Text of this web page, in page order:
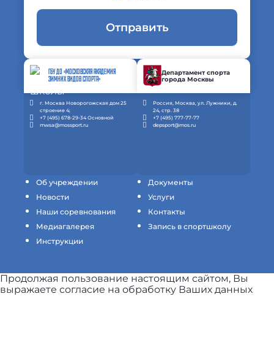
Об учреждении
Новости
Наши соревнования
Медиагалерея
Инструкции
Документы
Услуги
Контакты
Запись в спортшколу
Отправить
ГБУ ДО «МОСКОВСКАЯ АКАДЕМИЯ
ЗИМНИХ ВИДОВ СПОРТА»
г. Москва Новорогожская дом 25
строение 4;
+7 (495) 678-29-34 Основной
mwsa@mossport.ru
Департамент спорта
города Москвы
Россия, Москва, ул. Лужники, д.
24, стр. 38
+7 (495) 777-77-77
depsport@mos.ru
Продолжая пользование настоящим сайтом, Вы
выражаете согласие на обработку Ваших данных